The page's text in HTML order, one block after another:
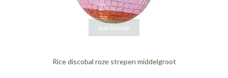
quickshop
Rice discobal roze strepen middelgroot